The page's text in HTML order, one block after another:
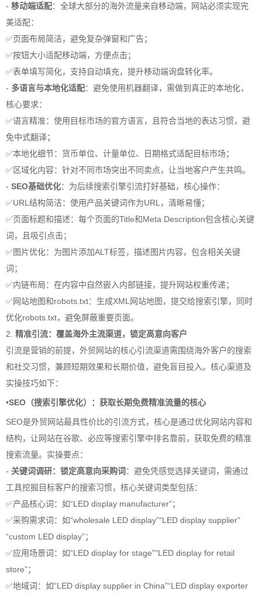
- 移动端适配：全球大部分的海外流量来自移动端，网站必须实现完
美适配：
✅页面布局简洁，避免复杂弹窗和广告；
✅按钮大小适配移动端，方便点击；
✅表单填写简化，支持自动填充，提升移动端询盘转化率。
- 多语言与本地化适配：避免使用机器翻译，需做到真正的本地化，
核心要求：
✅语言精准：使用目标市场的官方语言，且符合当地的表达习惯，避
免中式翻译；
✅本地化细节：货币单位、计量单位、日期格式适配目标市场；
✅区域化内容：针对不同市场突出不同卖点，让当地客户产生共鸣。
- SEO基础优化：为后续搜索引擎引流打好基础，核心操作：
✅URL结构简洁：使用产品关键词作为URL，清晰易懂；
✅页面标题和描述：每个页面的Title和Meta Description包含核心关键
词，且吸引点击；
✅图片优化：为图片添加ALT标签，描述图片内容，包含相关关键
词；
✅内链布局：在内容中自然嵌入内部链接，提升网站权重传递；
✅网站地图和robots.txt：生成XML网站地图，提交给搜索引擎，同时
优化robots.txt，避免屏蔽重要页面。
2. 精准引流：覆盖海外主流渠道，锁定高意向客户
引流是营销的前提，外贸网站的核心引流渠道需围绕海外客户的搜索
和社交习惯，兼顾短期效果和长期价值，避免盲目投入。核心渠道及
实操技巧如下：
•SEO（搜索引擎优化）：获取长期免费精准流量的核心
SEO是外贸网站最具性价比的引流方式，核心是通过优化网站内容和
结构，让网站在谷歌、必应等搜索引擎中排名靠前，获取免费的精准
搜索流量。实操要点：
- 关键词调研：锁定高意向采购词 ：避免凭感觉选择关键词，需通过
工具挖掘目标客户的搜索习惯，核心关键词类型包括：
✅产品核心词：如“LED display manufacturer”；
✅采购需求词：如“wholesale LED display”“LED display supplier”
“custom LED display”；
✅应用场景词：如“LED display for stage”“LED display for retail
store”；
✅地域词：如“LED display supplier in China”“LED display exporter